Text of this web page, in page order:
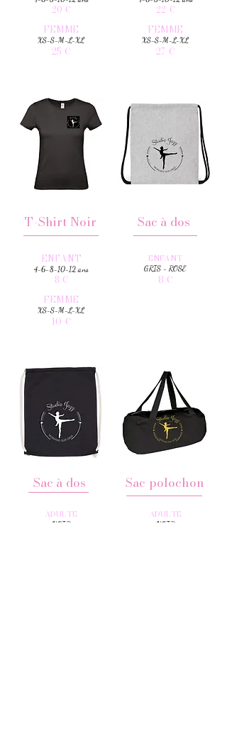
20 €
FEMME
XS-S-M-L-XL
25 €
22 €
FEMME
XS-S-M-L-XL
27 €
T-Shirt Noir
ENFANT
4-6-8-10-12ans
8 €
Sac à dos
ENFANT
GRIS - ROSE
8 €
FEMME
XS-S-M-L-XL
10 €
Sac à dos
ADULTE
NOIR
Sac polochon
ADULTE
NOIR